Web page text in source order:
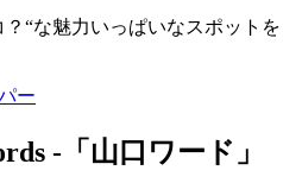
“な魅力いっぱいなスポットを
ー
‐「山口ワード」